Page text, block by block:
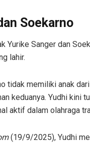
Soekarno
Yurike Sanger dan
lahir.
tidak memiliki anak
keduanya. Yudhi
aktif dalam olahraga
(19/9/2025), Yudhi